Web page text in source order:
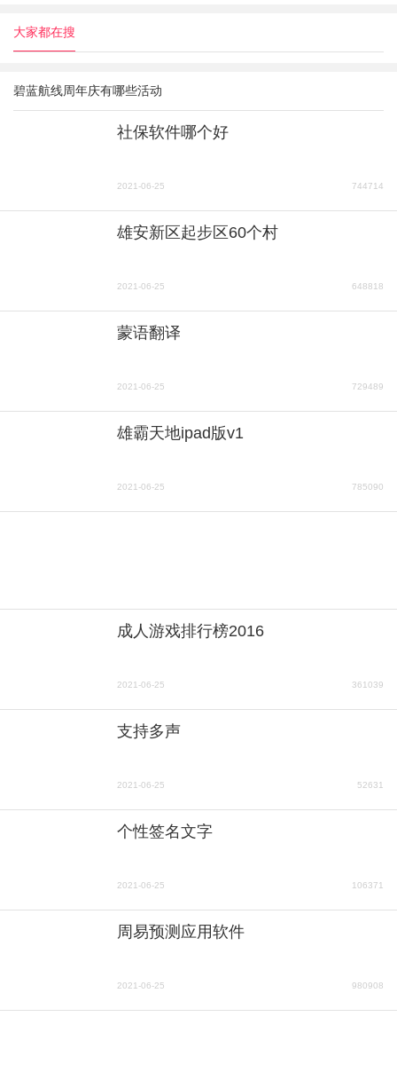
大家都在搜
碧蓝航线周年庆有哪些活动
社保软件哪个好
2021-06-25 744714
雄安新区起步区60个村
2021-06-25 648818
蒙语翻译
2021-06-25 729489
雄霸天地ipad版v1
2021-06-25 785090
成人游戏排行榜2016
2021-06-25 361039
支持多声
2021-06-25 52631
个性签名文字
2021-06-25 106371
周易预测应用软件
2021-06-25 980908